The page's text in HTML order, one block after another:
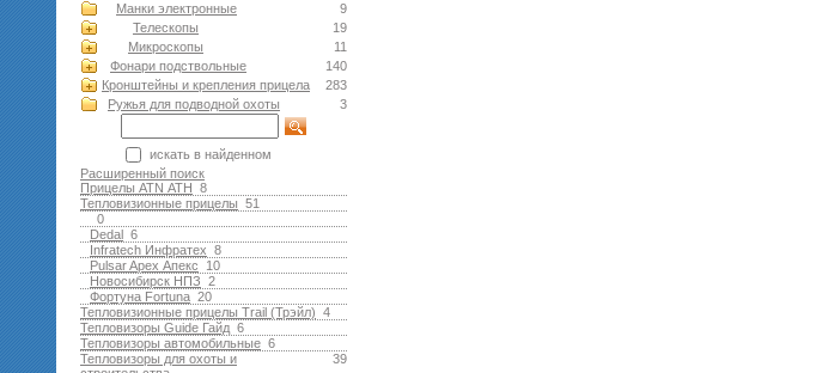
9
Манки электронные
19
Телескопы
11
Микроскопы
140
Фонари подствольные
283
Кронштейны и крепления прицела
3
Ружья для подводной оxоты
искать в найденном
Расширенный поиск
8
Прицелы ATN АТН
51
Тепловизионные прицелы
0
6
Dedal
8
Infratech Инфратех
10
Pulsar Apex Апекс
2
Новосибирск НПЗ
20
Фортуна Fortuna
4
Тепловизионные прицелы Trail (Трэйл)
6
Тепловизоры Guide Гайд
6
Тепловизоры автомобильные
39
Тепловизоры для охоты и